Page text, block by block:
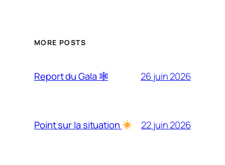
MORE POSTS
Report du Gala 🕸 26 juin 2026
Point sur la situation 22 juin 2026